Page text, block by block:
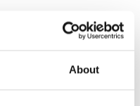
About